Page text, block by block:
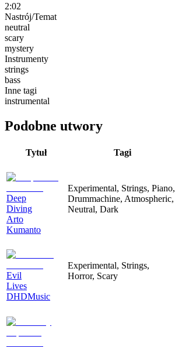
2:02
Nastrój/Temat
neutral
scary
mystery
Instrumenty
strings
bass
Inne tagi
instrumental
Podobne utwory
Tytuł Tagi
Deep
Diving
Arto
Kumanto
Experimental, Strings, Piano,
Drummachine, Atmospheric,
Neutral, Dark
Evil
Lives
DHDMusic
Experimental, Strings,
Horror, Scary